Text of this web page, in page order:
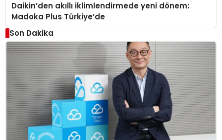
Daikin’den akıllı iklimlendirmede yeni dönem:
Madoka Plus Türkiye’de
Son Dakika